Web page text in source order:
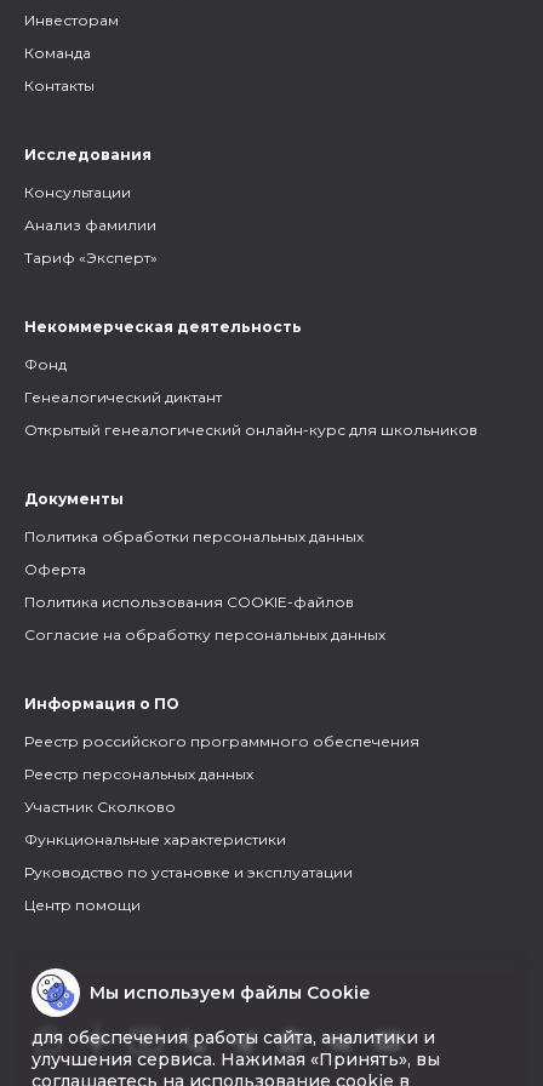
Инвесторам
Команда
Контакты
Исследования
Консультации
Анализ фамилии
Тариф «Эксперт»
Некоммерческая деятельность
Фонд
Генеалогический диктант
Открытый генеалогический онлайн-курс для школьников
Документы
Политика обработки персональных данных
Оферта
Политика использования COOKIE-файлов
Согласие на обработку персональных данных
Информация о ПО
Реестр российского программного обеспечения
Реестр персональных данных
Участник Сколково
Функциональные характеристики
Руководство по установке и эксплуатации
Центр помощи
Мы используем файлы Cookie
для обеспечения работы сайта, аналитики и
улучшения сервиса. Нажимая «Принять», вы
соглашаетесь на использование cookie в